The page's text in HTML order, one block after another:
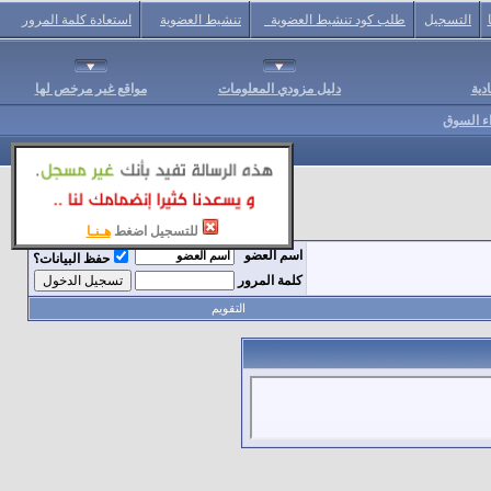
للتسجيل اضغط هـنـا
التسجيل طلب كود تنشيط العضوية تنشيط العضوية استعادة كلمة المرور
دليل مزودي المعلومات مواقع غير مرخص لها
السوق
اسم العضو
حفظ البيانات؟
كلمة المرور
التقويم